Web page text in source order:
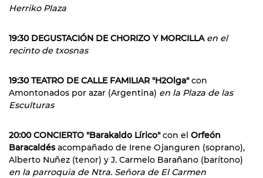
Herriko Plaza
19:30 DEGUSTACIÓN DE CHORIZO Y MORCILLA en el
recinto de txosnas
19:30 TEATRO DE CALLE FAMILIAR "H2Olga"con
Amontonados por azar (Argentina) en la Plaza de las
Esculturas
20:00 CONCIERTO "Barakaldo Lírico"con el Orfeón
Baracaldésacompañado de Irene Ojanguren (soprano),
Alberto Nuñez (tenor) y J. Carmelo Barañano (barítono)
en la parroquia de Ntra. Señora de El Carmen